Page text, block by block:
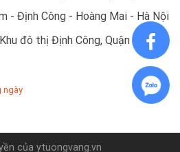
- Định Công - Hoàng Mai - Hà Nội
đô thị Định Công, Quận Hoàng
ngày
của ytuongvang.vn